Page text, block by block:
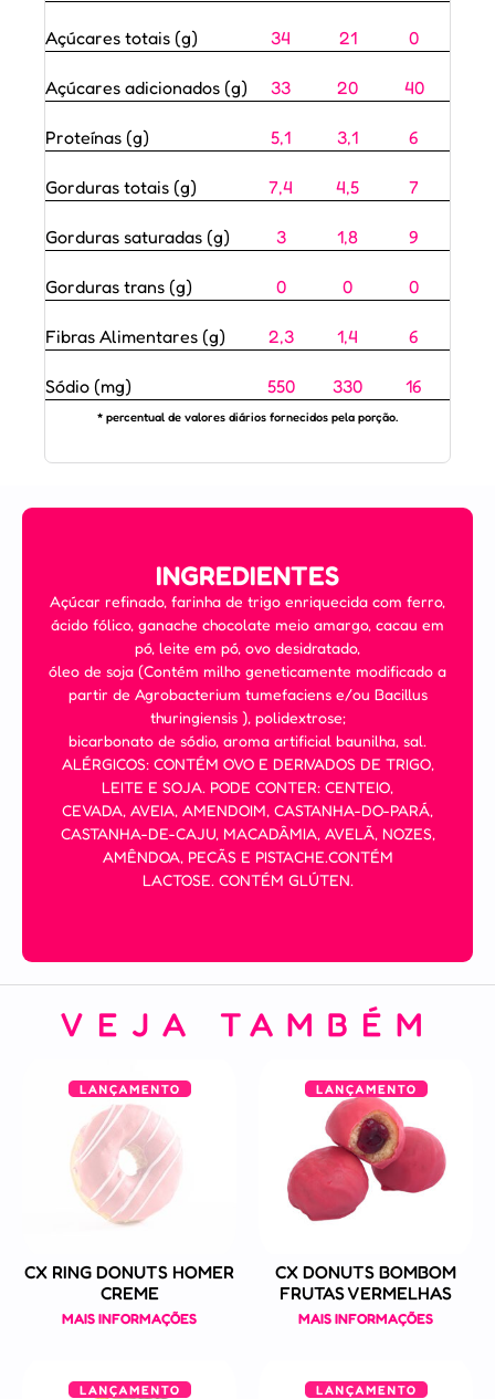
Açúcares totais (g) 34 21 0
Açúcares adicionados (g) 33 20 40
Proteínas (g) 5,1 3,1 6
Gorduras totais (g) 7,4 4,5 7
Gorduras saturadas (g) 3 1,8 9
Gorduras trans (g) 0 0 0
Fibras Alimentares (g) 2,3 1,4 6
Sódio (mg) 550 330 16
* percentual de valores diários fornecidos pela porção.
INGREDIENTES
Açúcar refinado, farinha de trigo enriquecida com ferro,
ácido fólico, ganache chocolate meio amargo, cacau em
pó, leite em pó, ovo desidratado,
óleo de soja (Contém milho geneticamente modificado a
partir de Agrobacterium tumefaciens e/ou Bacillus
thuringiensis ), polidextrose;
bicarbonato de sódio, aroma artificial baunilha, sal.
ALÉRGICOS: CONTÉM OVO E DERIVADOS DE TRIGO,
LEITE E SOJA. PODE CONTER: CENTEIO,
CEVADA, AVEIA, AMENDOIM, CASTANHA-DO-PARÁ,
CASTANHA-DE-CAJU, MACADÂMIA, AVELÃ, NOZES,
AMÊNDOA, PECÃS E PISTACHE.CONTÉM
LACTOSE. CONTÉM GLÚTEN.
VEJA TAMBÉM
CX RING DONUTS HOMER
CREME
MAIS INFORMAÇÕES
CX DONUTS BOMBOM
FRUTAS VERMELHAS
MAIS INFORMAÇÕES